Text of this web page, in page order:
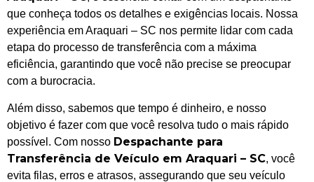
que conheça todos os detalhes e exigências locais. Nossa
experiência em Araquari – SC nos permite lidar com cada
etapa do processo de transferência com a máxima
eficiência, garantindo que você não precise se preocupar
com a burocracia.
Além disso, sabemos que tempo é dinheiro, e nosso
objetivo é fazer com que você resolva tudo o mais rápido
possível. Com nosso Despachante para
Transferência de Veículo em Araquari – SC, você
evita filas, erros e atrasos, assegurando que seu veículo